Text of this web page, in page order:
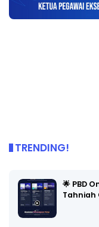
TRENDING!
🌟 PBD
Tahniah